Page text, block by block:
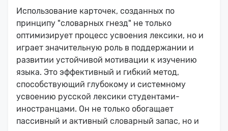
Использование карточек, созданных по
принципу "словарных гнезд" не только
оптимизирует процесс усвоения лексики, но и
играет значительную роль в поддержании и
развитии устойчивой мотивации к изучению
языка. Это эффективный и гибкий метод,
способствующий глубокому и системному
усвоению русской лексики студентами-
иностранцами. Он не только обогащает
пассивный и активный словарный запас, но и